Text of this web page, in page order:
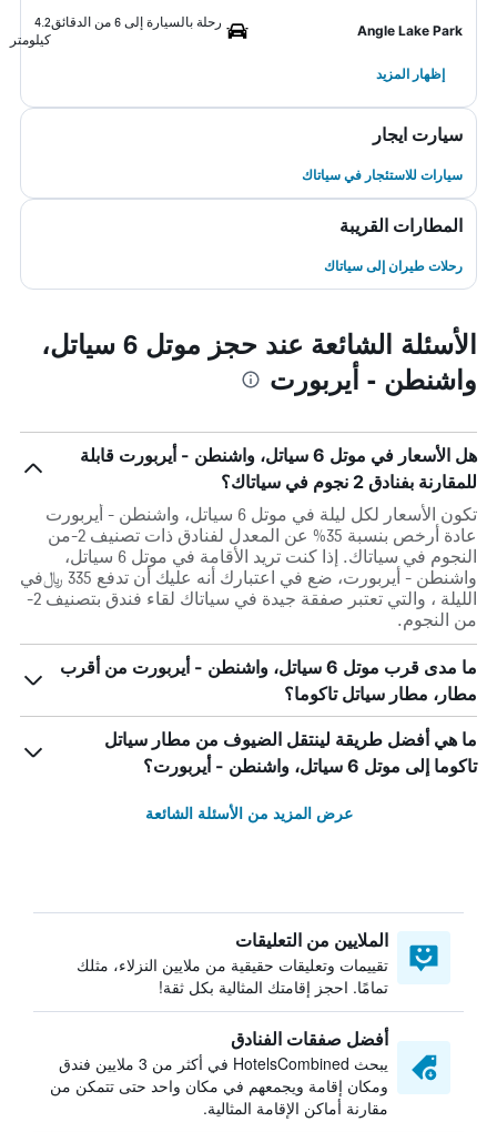
Angle Lake Park
رحلة بالسيارة إلى 6 من الدقائق
4.2
كيلومتر
إظهار المزيد
سيارت ايجار
سيارات للاستئجار في سياتاك
المطارات القريبة
رحلات طيران إلى سياتاك
الأسئلة الشائعة عند حجز موتل 6 سياتل،
واشنطن - أيربورت
هل الأسعار في موتل 6 سياتل، واشنطن - أيربورت قابلة
للمقارنة بفنادق 2 نجوم في سياتاك؟
تكون الأسعار لكل ليلة في موتل 6 سياتل، واشنطن - أيربورت
عادة أرخص بنسبة 35% عن المعدل لفنادق ذات تصنيف 2-من
النجوم في سياتاك. إذا كنت تريد الأقامة في موتل 6 سياتل،
واشنطن - أيربورت، ضع في اعتبارك أنه عليك أن تدفع 335 ﷼في
الليلة ، والتي تعتبر صفقة جيدة في سياتاك لقاء فندق بتصنيف 2-
من النجوم.
ما مدى قرب موتل 6 سياتل، واشنطن - أيربورت من أقرب
مطار، مطار سياتل تاكوما؟
ما هي أفضل طريقة لينتقل الضيوف من مطار سياتل
تاكوما إلى موتل 6 سياتل، واشنطن - أيربورت؟
عرض المزيد من الأسئلة الشائعة
الملايين من التعليقات
تقييمات وتعليقات حقيقية من ملايين النزلاء، مثلك
تمامًا. احجز إقامتك المثالية بكل ثقة!
أفضل صفقات الفنادق
يبحث HotelsCombined في أكثر من 3 ملايين فندق
ومكان إقامة ويجمعهم في مكان واحد حتى تتمكن من
مقارنة أماكن الإقامة المثالية.